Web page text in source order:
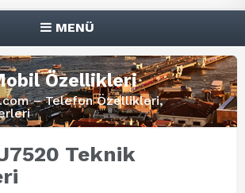
MENÜ
Özellikleri
– Telefon Özellikleri,
Teknik